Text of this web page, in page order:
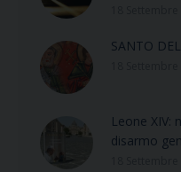
SANTO
Leone XIV:
disarmo